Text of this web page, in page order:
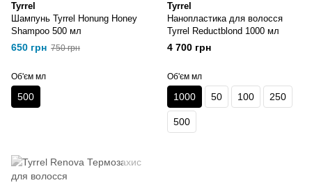
Tyrrel
Шампунь Tyrrel Honung Honey
Shampoo 500 мл
650 грн 750 грн
Об'єм мл
500
Tyrrel
Нанопластика для волосся
Tyrrel Reductblond 1000 мл
4 700 грн
Об'єм мл
1000 50 100 250
500